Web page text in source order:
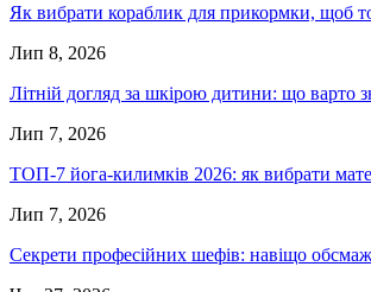
Як вибрати кораблик для прикормки, щоб
Лип 8, 2026
Літній догляд за шкірою дитини: що варто
Лип 7, 2026
ТОП-7 йога-килимків 2026: як вибрати
Лип 7, 2026
Секрети професійних шефів: навіщо